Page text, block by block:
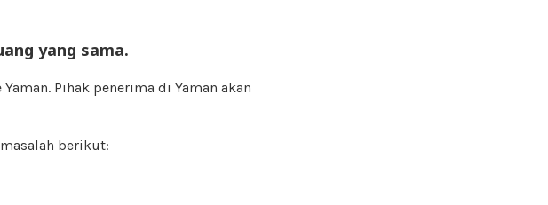
yang sama.
Pihak penerima di Yaman akan
berikut: